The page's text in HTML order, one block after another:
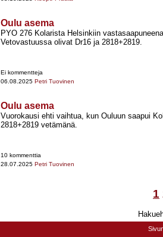
Oulu asema
PYO 276 Kolarista Helsinkiin
Vetovastuussa olivat Dr16 ja 2818+​2819.
Ei kommentteja
06.08.2025 Petri Tuovinen
Oulu asema
Vuorokausi ehti vaihtua, kun Ouluun saapui
2818+​2819 vetämänä.
10 kommenttia
28.07.2025 Petri Tuovinen
1